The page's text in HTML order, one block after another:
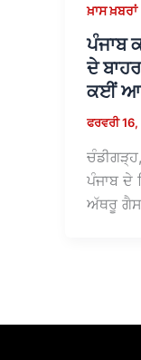
ਖ਼ਾਸ ਖ਼ਬਰਾਂ
ਪੰਜਾਬ
ਦੇ
ਕਈਂ
ਫਰਵਰੀ
ਪੰਜਾਬ ਦੇ
ਅੱਥਰੂ